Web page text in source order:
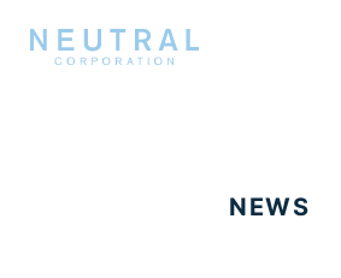
NEWS